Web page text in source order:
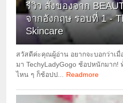
รีวิว สั่งของจาก
จากอังกฤษ รอบที่ 1 -
Skincare
สวัสดีค่ะคุณผู้อ่าน อยากจะบอกว่าเ
มา TechyLadyGogo ช้อปหนักมาก!
ไหน ๆ ก็ช้อปป... Readmore